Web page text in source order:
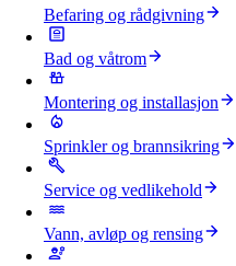
Befaring og rådgivning
Bad og våtrom
Montering og installasjon
Sprinkler og brannsikring
Service og vedlikehold
Vann, avløp og rensing